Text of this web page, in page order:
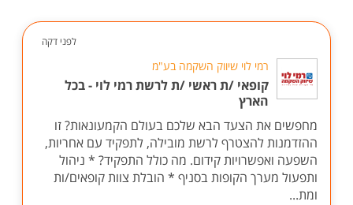
לפני דקה
רמי לוי שיווק השקמה בע"מ
קופאי /ת ראשי /ת לרשת רמי לוי - בכל
הארץ
מחפשים את הצעד הבא שלכם בעולם הקמעונאות? זו
ההזדמנות להצטרף לרשת מובילה, לתפקיד עם אחריות,
השפעה ואפשרויות קידום. מה כולל התפקיד? * ניהול
ותפעול מערך הקופות בסניף * הובלת צוות קופאים/ות
ומת...